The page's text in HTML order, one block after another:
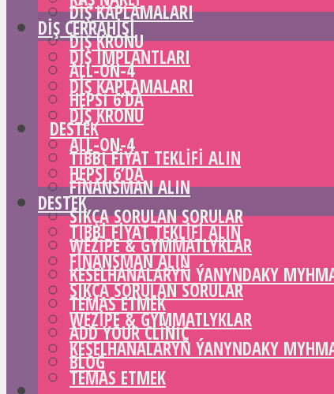
DIŞ KAPLAMALARI
DIŞ KRONU
ALL-ON-4
HEPSI 6’DA
DESTEK
TIBBI FIYAT TEKLIFI ALIN
FINANSMAN ALIN
SIKÇA SORULAN SORULAR
WEZIPE & GYMMATLYKLAR
KESELHANALARYŇ ÝANYNDAKY
TEMAS ETMEK
ADD YOUR CLINIC
BLOG
DIŞ CERRAHISI
DIŞ IMPLANTLARI
DIŞ KAPLAMALARI
DIŞ KRONU
ALL-ON-4
HEPSI 6’DA
DESTEK
TIBBI FIYAT TEKLIFI ALIN
FINANSMAN ALIN
SIKÇA SORULAN SORULAR
WEZIPE & GYMMATLYKLAR
KESELHANALARYŇ ÝANYNDAKY
TEMAS ETMEK